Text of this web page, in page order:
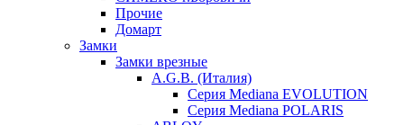
Прочие
Домарт
Замки
Замки врезные
A.G.B. (Италия)
Серия Mediana EVOLUTION
Серия Mediana POLARIS